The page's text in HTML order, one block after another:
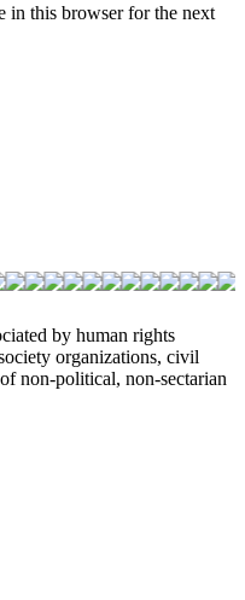
in this browser for the next
by human rights
organizations, civil
non-political, non-sectarian